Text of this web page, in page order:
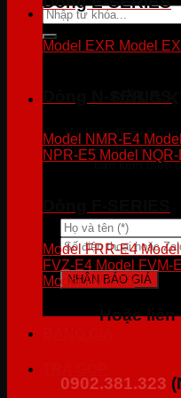
Tìm
kiếm:
Vui lòng để lại
trực tiếp để báo giá
bạn kèm theo
Hoặc
0902.381.323
Model EXR Model
Model NMR-E4
NPR-E5 Model
Model FRR-E4
FVZ-E4 Model FVM-
Model FVZ-E5